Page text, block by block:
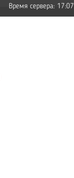
Время сервера: 17:07